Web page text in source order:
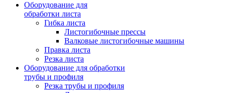
Оборудование для
обработки листа
Гибка листа
Листогибочные прессы
Валковые листогибочные машины
Правка листа
Резка листа
Оборудование для обработки
трубы и профиля
Резка трубы и профиля